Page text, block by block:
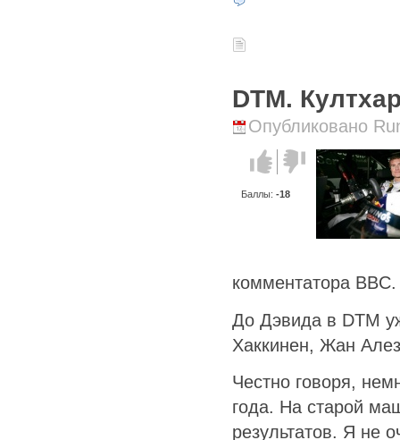
DTM.
Опубликовано
Голос за!Голос
против!
Баллы: -18
комментатора BBC.
До Дэвида в DTM
Хаккинен, Жан
Честно говоря,
года. На старой
результатов. Я не